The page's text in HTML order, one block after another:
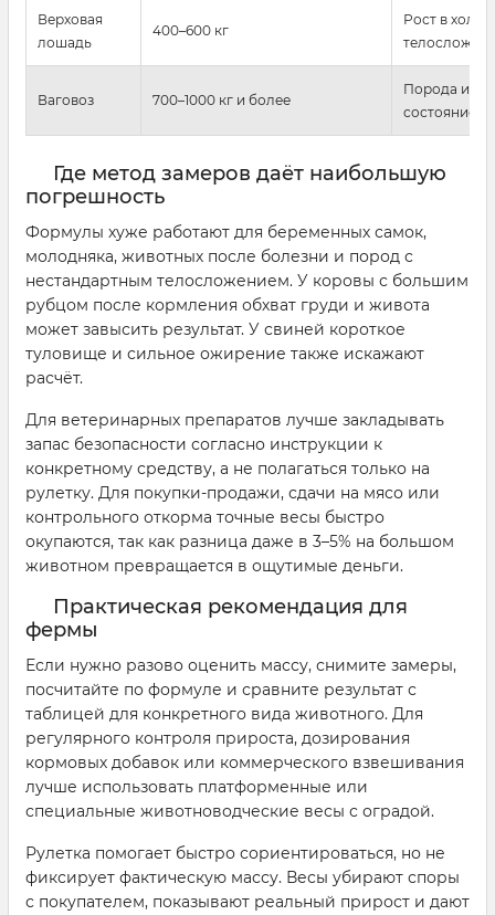
Верховая
лошадь
400–600 кг
Рост в холке
Ваговоз 700–1000 кг и более
Порода и
состояние
Где метод замеров даёт наибольшую
погрешность
Формулы хуже работают для беременных самок,
молодняка, животных после болезни и пород с
нестандартным телосложением. У коровы с большим
рубцом после кормления обхват груди и живота
может завысить результат. У свиней короткое
туловище и сильное ожирение также искажают
расчёт.
Для ветеринарных препаратов лучше закладывать
запас безопасности согласно инструкции к
конкретному средству, а не полагаться только на
рулетку. Для покупки-продажи, сдачи на мясо или
контрольного откорма точные весы быстро
окупаются, так как разница даже в 3–5% на большом
животном превращается в ощутимые деньги.
Практическая рекомендация для
фермы
Если нужно разово оценить массу, снимите замеры,
посчитайте по формуле и сравните результат с
таблицей для конкретного вида животного. Для
регулярного контроля прироста, дозирования
кормовых добавок или коммерческого взвешивания
лучше использовать платформенные или
специальные животноводческие весы с оградой.
Рулетка помогает быстро сориентироваться, но не
фиксирует фактическую массу. Весы убирают споры
с покупателем, показывают реальный прирост и дают